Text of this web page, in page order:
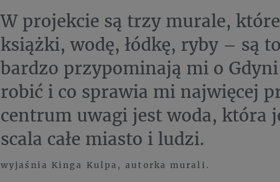
W projekcie są trzy murale,
książki, wodę, łódkę, ryby – są
bardzo przypominają mi o
robić i co sprawia mi najwięcej
centrum uwagi jest woda, która
scala całe miasto i ludzi.
wyjaśnia Kinga Kulpa, autorka murali.